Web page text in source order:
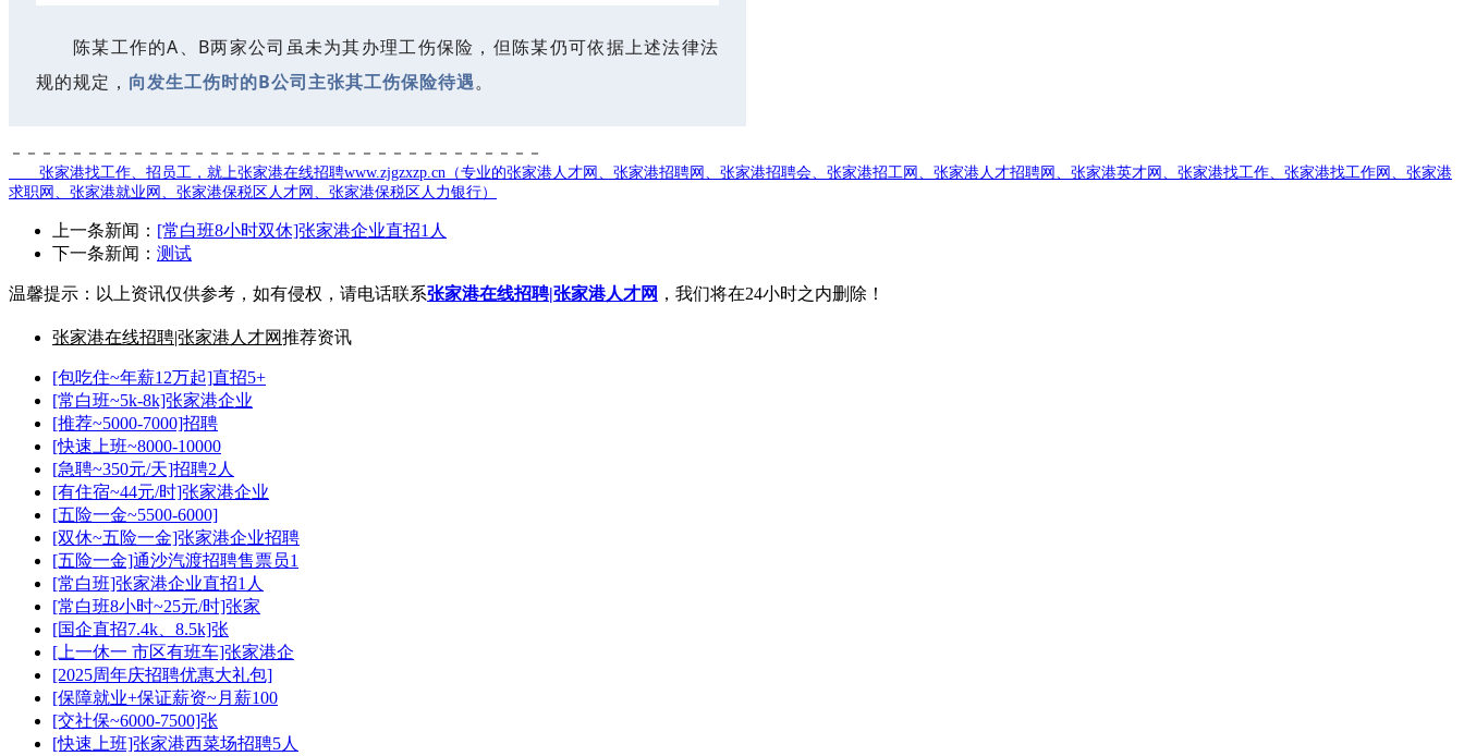
陈某工作的A、B两家公司虽未为其办理工伤保险，但陈某仍可依据上述法律法
规的规定， 向发生工伤时的B公司主张其工伤保险待遇。
－－－－－－－－－－－－－－－－－－－－－－－－－－－－－－－－－－－
张家港找工作、招员工，就上张家港在线招聘www.zjgzxzp.cn（专业的张家港人才网、张家港招聘网、张家港招聘会、张家港招工网、张家港人才招聘网、张家港英才网、张家港找工作、张家港找工作网、张家港
求职网、张家港就业网、张家港保税区人才网、张家港保税区人力银行）
上一条新闻： [常白班8小时双休]张家港企业直招1人
下一条新闻： 测试
温馨提示：以上资讯仅供参考，如有侵权，请电话联系张家港在线招聘|张家港人才网 ，我们将在24小时之内删除！
张家港在线招聘|张家港人才网推荐资讯
[包吃住~年薪12万起]直招5+
[常白班~5k-8k]张家港企业
[推荐~5000-7000]招聘
[快速上班~8000-10000
[急聘~350元/天]招聘2人
[有住宿~44元/时]张家港企业
[五险一金~5500-6000]
[双休~五险一金]张家港企业招聘
[五险一金]通沙汽渡招聘售票员1
[常白班]张家港企业直招1人
[常白班8小时~25元/时]张家
[国企直招7.4k、8.5k]张
[上一休一 市区有班车]张家港企
[2025周年庆招聘优惠大礼包]
[保障就业+保证薪资~月薪100
[交社保~6000-7500]张
[快速上班]张家港西菜场招聘5人